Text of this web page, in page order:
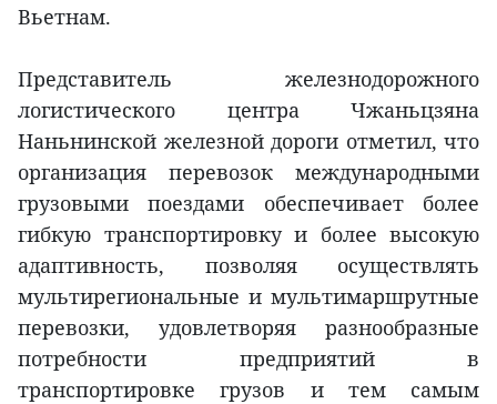
Вьетнам.
Представитель железнодорожного
логистического центра Чжаньцзяна
Наньнинской железной дороги отметил, что
организация перевозок международными
грузовыми поездами обеспечивает более
гибкую транспортировку и более высокую
адаптивность, позволяя осуществлять
мультирегиональные и мультимаршрутные
перевозки, удовлетворяя разнообразные
потребности предприятий в
транспортировке грузов и тем самым